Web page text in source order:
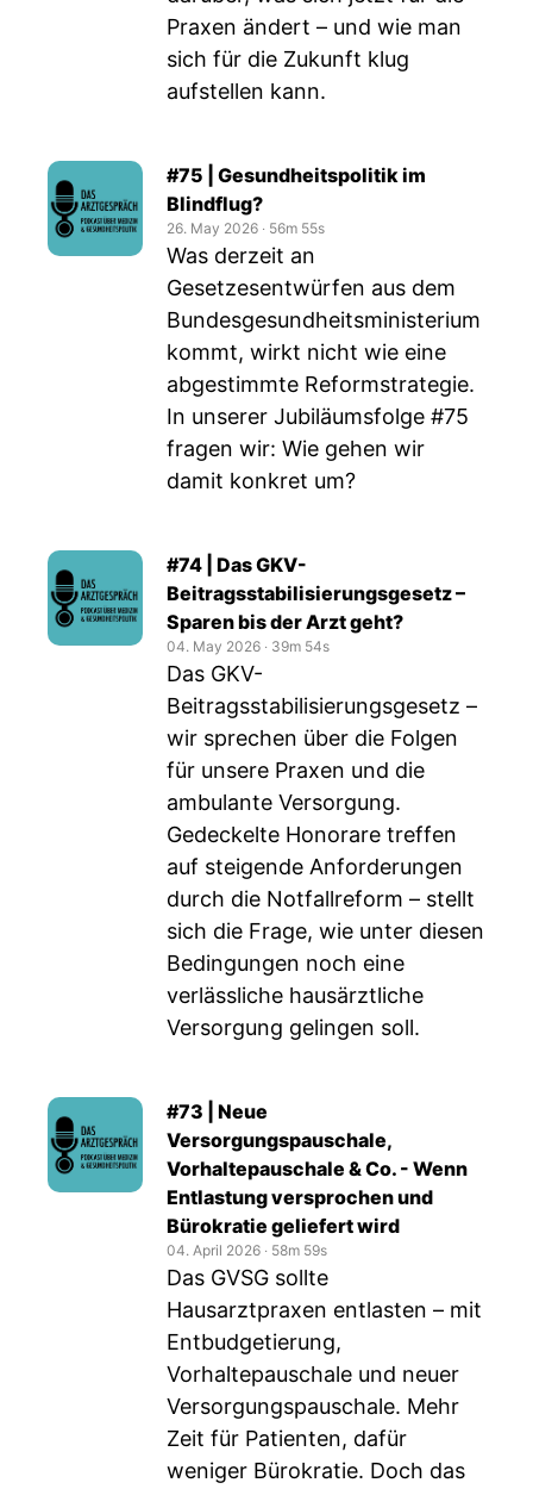
Praxen ändert – und wie man
sich für die Zukunft klug
aufstellen kann.
#75 | Gesundheitspolitik im
Blindflug?
26. May 2026 ‧ 56m 55s
Was derzeit an
Gesetzesentwürfen aus dem
Bundesgesundheitsministerium
kommt, wirkt nicht wie eine
abgestimmte Reformstrategie.
In unserer Jubiläumsfolge #75
fragen wir: Wie gehen wir
damit konkret um?
#74 | Das GKV-
Beitragsstabilisierungsgesetz –
Sparen bis der Arzt geht?
04. May 2026 ‧ 39m 54s
Das GKV-
Beitragsstabilisierungsgesetz –
wir sprechen über die Folgen
für unsere Praxen und die
ambulante Versorgung.
Gedeckelte Honorare treffen
auf steigende Anforderungen
durch die Notfallreform – stellt
sich die Frage, wie unter diesen
Bedingungen noch eine
verlässliche hausärztliche
Versorgung gelingen soll.
#73 | Neue
Versorgungspauschale,
Vorhaltepauschale & Co. - Wenn
Entlastung versprochen und
Bürokratie geliefert wird
04. April 2026 ‧ 58m 59s
Das GVSG sollte
Hausarztpraxen entlasten – mit
Entbudgetierung,
Vorhaltepauschale und neuer
Versorgungspauschale. Mehr
Zeit für Patienten, dafür
weniger Bürokratie. Doch das